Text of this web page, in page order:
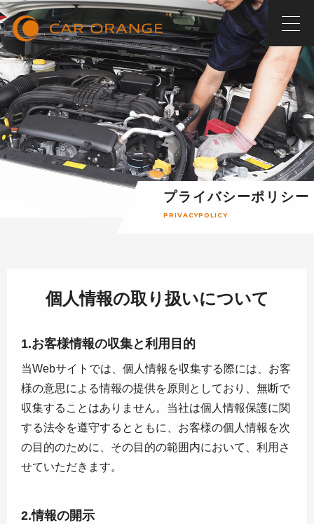
プライバシーポリシー
PRIVACYPOLICY
個人情報の取り扱いについて
1.お客様情報の収集と利用目的
当Webサイトでは、個人情報を収集する際には、お客
様の意思による情報の提供を原則としており、無断で
収集することはありません。当社は個人情報保護に関
する法令を遵守するとともに、お客様の個人情報を次
の目的のために、その目的の範囲内において、利用さ
せていただきます。
2.情報の開示